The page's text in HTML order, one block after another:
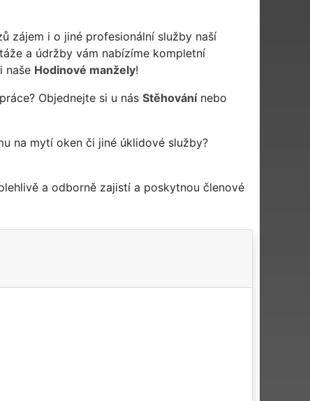
zájem i o jiné profesionální služby naší
a údržby vám nabízíme kompletní
naše Hodinové manžely!
Objednejte si u nás Stěhovánínebo
na mytí oken či jiné úklidové služby?
a odborně zajistí a poskytnou členové